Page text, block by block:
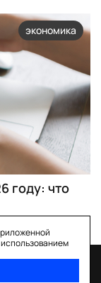
экономика
году: что
использованием